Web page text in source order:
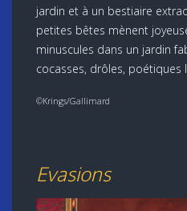
jardin et à un bestiaire
petites bêtes mènent
minuscules dans un jardin
cocasses, drôles, poétiques
©Krings/Gallimard
Evasions